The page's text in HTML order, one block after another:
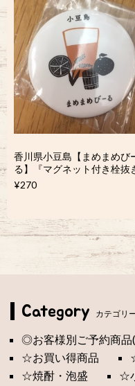
香川県小豆島【まめまめび
る】『マグネット付き栓抜
¥270
Category カテゴリ
◎お客様別ご予約商
☆お買い得商品
☆焼酎・泡盛
☆